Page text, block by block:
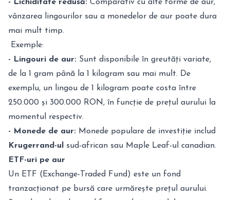
- Lichiditate redusă: Comparativ cu alte forme de aur,
vânzarea lingourilor sau a monedelor de aur poate dura
mai mult timp.
Exemple:
- Lingouri de aur: Sunt disponibile în greutăți variate,
de la 1 gram până la 1 kilogram sau mai mult. De
exemplu, un lingou de 1 kilogram poate costa între
250.000 și 300.000 RON, în funcție de prețul aurului la
momentul respectiv.
- Monede de aur: Monede populare de investiție includ
Krugerrand-ul
sud-african sau Maple Leaf-ul canadian.
ETF-uri pe aur
Un ETF (Exchange-Traded Fund) este un fond
tranzacționat pe bursă care urmărește prețul aurului.